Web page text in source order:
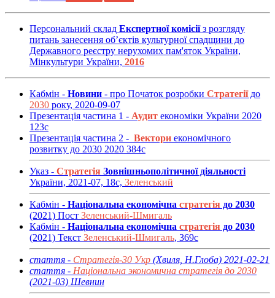
Персональний склад Експертної комісіїз розгляду
питань занесення об’єктів культурної спадщини до
Державного реєстру нерухомих пам'яток України,
Мінкультури України, 2016
Кабмін - Новини - про Початок розробки Стратегіїдо
2030 року, 2020-09-07
Презентація частина 1 - Аудит економіки України 2020
123с
Презентація частина 2 - Вектори економічного
розвитку до 2030 2020 384с
Указ - Стратегія Зовнішньополітичної діяльності
України, 2021-07, 18с, Зеленський
Кабмін - Національна економічна стратегія до 2030
(2021) Пост Зеленський-Шмигаль
Кабмін - Національна економічна стратегія до 2030
(2021) Текст Зеленський-Шмигаль, 369с
стаття - Стратегія-30 Укр (Хвиля, Н.Глоба) 2021-02-21
стаття - Національна экономична стратегія до 2030
(2021-03) Шевнин